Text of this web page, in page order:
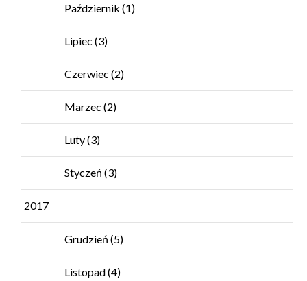
Październik (1)
Lipiec (3)
Czerwiec (2)
Marzec (2)
Luty(3)
Styczeń (3)
2017
Grudzień (5)
Listopad(4)